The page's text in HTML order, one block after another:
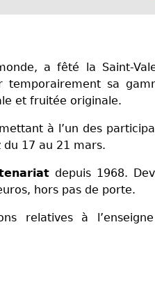
a fêté la Saint-
sa
et fruitée originale.
à l’un des
du 17 au 21 mars.
depuis 1968.
hors pas de porte.
relatives à